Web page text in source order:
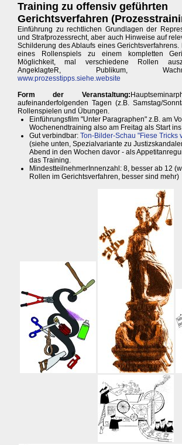
Training zu offensiv geführten
Gerichtsverfahren
Einführung zu rechtlichen Grundlagen der
und Strafprozessrecht, aber auch Hinweise auf
Schilderung des Ablaufs eines
eines Rollenspiels zu einem kompletten
Möglichkeit, mal verschiedene Rollen
AngeklagteR, Publikum,
www.prozesstipps.siehe.website
Form der Veranstaltung:
aufeinanderfolgenden Tagen (z.B. Samstag/
Rollenspielen und Übungen.
Einführungsfilm "Unter Paragraphen" z.B. am
Wochenendtraining also am Freitag als Start
Gut verbindbar: Ton-Bilder-Schau "Fiese Tricks
(siehe unten, Spezialvariante zu
Abend in den Wochen davor - als
das Training.
MindestteilnehmerInnenzahl: 8, besser ab 12
Rollen im Gerichtsverfahren, besser sind mehr)